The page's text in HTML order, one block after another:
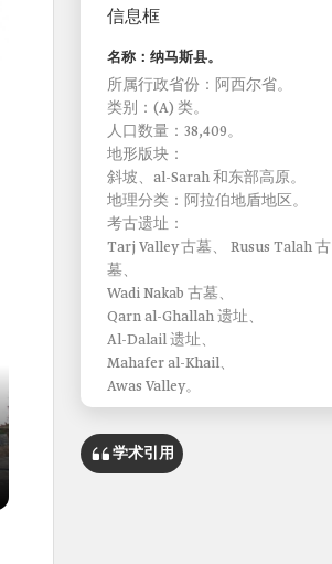
信息框
名称：纳马斯县。
所属行政省份：阿西尔省。
类别：(A) 类。
人口数量：38,409。
地形版块：
斜坡、al-Sarah 和东部高原。
地理分类：阿拉伯地盾地区。
考古遗址：
Tarj Valley 古墓、 Rusus Talah 古
墓、
Wadi Nakab 古墓、
Qarn al-Ghallah 遗址、
Al-Dalail 遗址、
Mahafer al-Khail、
Awas Valley。
学术引用